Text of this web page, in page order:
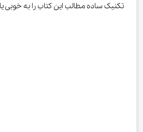
تکنیک ساده مطالب این کتاب را به خوبی